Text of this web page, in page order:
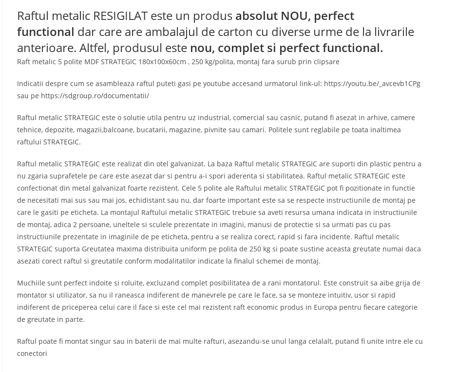
Raftul metalic RESIGILAT este un produs absolut NOU, perfect
functional dar care are ambalajul de carton cu diverse urme de la livrarile
anterioare. Altfel, produsul este nou, complet si perfect functional.
Raft metalic 5 polite MDF STRATEGIC 180x100x60cm , 250 kg/polita, montaj fara surub prin clipsare
Indicatii despre cum se asambleaza raftul puteti gasi pe youtube accesand urmatorul link-ul: https://youtu.be/_avcevb1CPg
sau pe https://sdgroup.ro/documentatii/
Raftul metalic STRATEGIC este o solutie utila pentru uz industrial, comercial sau casnic, putand fi asezat in arhive, camere
tehnice, depozite, magazii,balcoane, bucatarii, magazine, pivnite sau camari. Politele sunt reglabile pe toata inaltimea
raftului STRATEGIC.
Raftul metalic STRATEGIC este realizat din otel galvanizat. La baza Raftul metalic STRATEGIC are suporti din plastic pentru a
nu zgaria suprafetele pe care este asezat dar si pentru a-i spori aderenta si stabilitatea. Raftul metalic STRATEGIC este
confectionat din metal galvanizat foarte rezistent. Cele 5 polite ale Raftului metalic STRATEGIC pot fi pozitionate in functie
de necesitati mai sus sau mai jos, echidistant sau nu, dar foarte important este sa se respecte instructiunile de montaj pe
care le gasiti pe eticheta. La montajul Raftului metalic STRATEGIC trebuie sa aveti resursa umana indicata in instructiunile
de montaj, adica 2 persoane, uneltele si sculele prezentate in imagini, manusi de protectie si sa urmati pas cu pas
instructiunile prezentate in imaginile de pe eticheta, pentru a se realiza corect, rapid si fara incidente. Raftul metalic
STRATEGIC suporta Greutatea maxima distribuita uniform pe polita de 250 kg si poate sustine aceasta greutate numai daca
asezati corect raftul si greutatile conform modalitatilor indicate la finalul schemei de montaj.
Muchiile sunt perfect indoite si roluite, excluzand complet posibilitatea de a rani montatorul. Este construit sa aibe grija de
montator si utilizator, sa nu il raneasca indiferent de manevrele pe care le face, sa se monteze intuitiv, usor si rapid
indiferent de priceperea celui care il face si este cel mai rezistent raft economic produs in Europa pentru fiecare categorie
de greutate in parte.
Raftul poate fi montat singur sau in baterii de mai multe rafturi, asezandu-se unul langa celalalt, putand fi unite intre ele cu
conectori